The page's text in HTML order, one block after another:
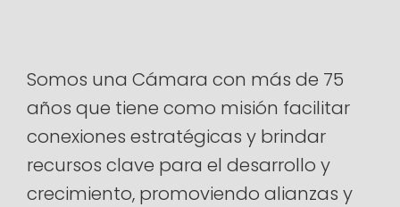
Somos una Cámara con más de 75
años que tiene como misión facilitar
conexiones estratégicas y brindar
recursos clave para el desarrollo y
crecimiento, promoviendo alianzas y